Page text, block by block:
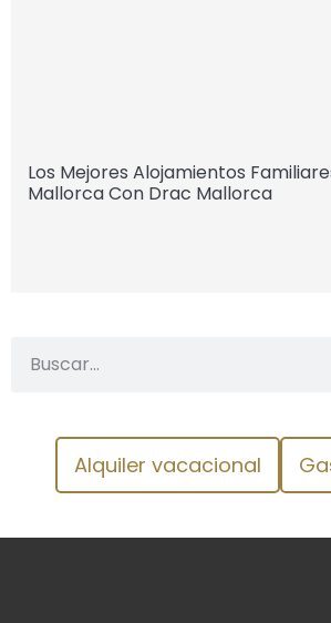
Los Mejores Alojamientos
Mallorca Con Drac Mallorca
Alquiler vacacional